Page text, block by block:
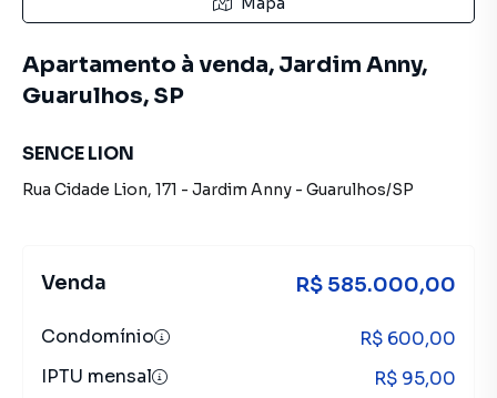
Apartamento à venda, Jardim Anny,
Guarulhos, SP
SENCE LION
Rua Cidade Lion, 171 - Jardim Anny - Guarulhos/SP
Venda R$ 585.000,00
Condomínio
R$ 600,00
IPTU mensal
R$ 95,00